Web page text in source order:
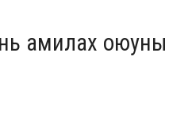
амилах оюуны